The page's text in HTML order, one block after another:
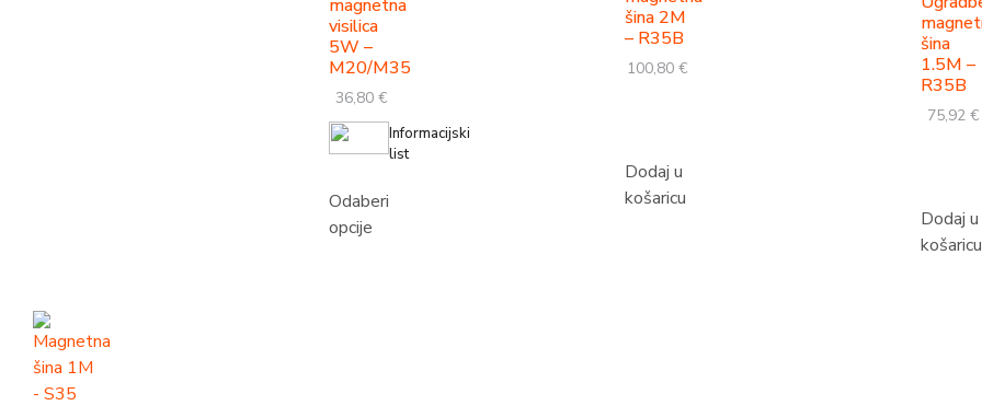
magnetna
visilica
5W –
M20/M35
36,80€
Informacijski
list
Odaberi
opcije
šina 2M
– R35B
100,80€
Dodaj u
košaricu
šina
1.5M –
R35B
75,92€
Dodaj u
košaricu